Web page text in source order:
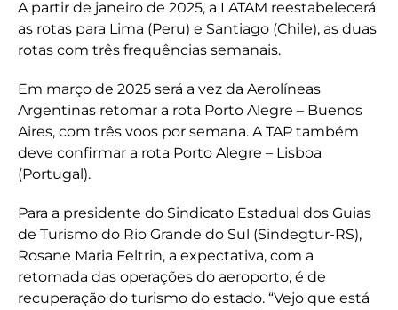
A partir de janeiro de 2025, a LATAM reestabelecerá
as rotas para Lima (Peru) e Santiago (Chile), as duas
rotas com três frequências semanais.
Em março de 2025 será a vez da Aerolíneas
Argentinas retomar a rota Porto Alegre – Buenos
Aires, com três voos por semana. A TAP também
deve confirmar a rota Porto Alegre – Lisboa
(Portugal).
Para a presidente do Sindicato Estadual dos Guias
de Turismo do Rio Grande do Sul (Sindegtur-RS),
Rosane Maria Feltrin, a expectativa, com a
retomada das operações do aeroporto, é de
recuperação do turismo do estado. “Vejo que está